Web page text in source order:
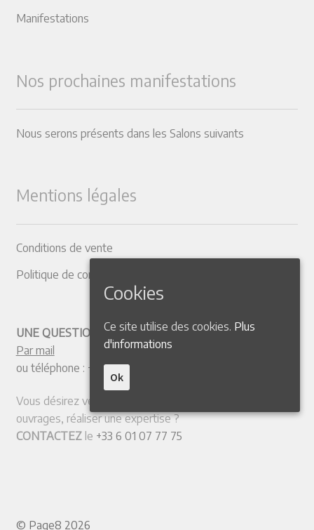
Manifestations
Nos prochaines manifestations
Nous serons présents dans les Salons suivants
Mentions légales
Conditions de vente
Politique de confidentialité
UNE QUESTION ? CONTACTEZ-NOUS
Par mail
ou téléphone : +33 4 50 38 77 20
Vous désirez vendre votre collection ou quelques
ouvrages, réaliser une expertise ?
CONTACTEZle +33 6 01 07 77 75
© Page8 2026
Cookies
Ce site utilise des cookies. Plus
d'informations
Ok